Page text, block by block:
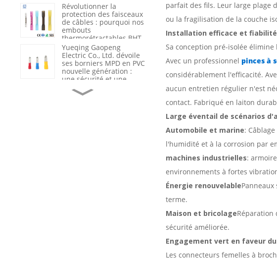
Révolutionner la
protection des faisceaux
de câbles : pourquoi nos
embouts
thermorétractables BHT
sont la nouvelle
référence du secteur en
matière d’étanchéité et
d’isolation
Yueqing Gaopeng
Electric Co., Ltd. dévoile
ses borniers MPD en PVC
nouvelle génération :
une sécurité et une
efficacité redéfinies dans
le câblage industriel
Du fournisseur de
produits au partenaire
parfait des fils. Leur large plage
ou la fragilisation de la couche
Installation efficace et
Sa conception pré-isolée
Avec un professionnel pinces à
considérablement l'efficacité.
aucun entretien régulier n'est
contact. Fabriqué en laiton
Large éventail de scénarios
Automobile et marine:
l'humidité et à la corrosion par
machines industrielles:
environnements à fortes
Énergie renouvelable
terme.
Maison et bricolageRéparation
sécurité améliorée.
Engagement vert en faveur
Les connecteurs femelles à